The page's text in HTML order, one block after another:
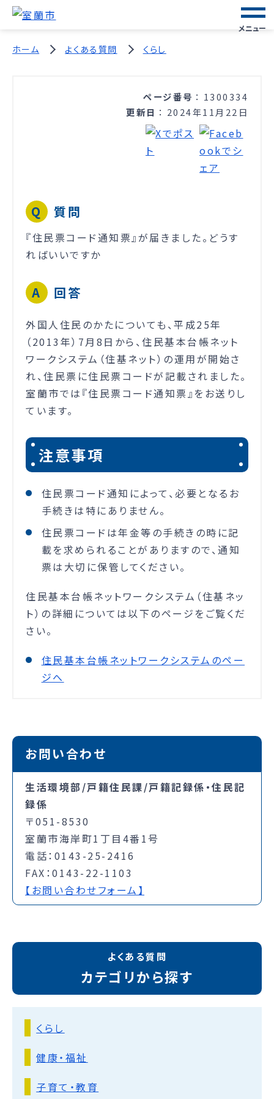
メニュー
ホーム よくある質問 くらし
ページ番号
1300334
更新日
2024年11月22日
質問
『住民票コード通知票』が届きました。どうす
ればいいですか
回答
外国人住民のかたについても、平成25年
（2013年）7月8日から、住民基本台帳ネット
ワークシステム（住基ネット）の運用が開始さ
れ、住民票に住民票コードが記載されました。
室蘭市では『住民票コード通知票』をお送りし
ています。
注意事項
住民票コード通知によって、必要となるお
手続きは特にありません。
住民票コードは年金等の手続きの時に記
載を求められることがありますので、通知
票は大切に保管してください。
住民基本台帳ネットワークシステム（住基ネッ
ト）の詳細については以下のページをご覧くだ
さい。
住民基本台帳ネットワークシステムのペー
ジへ
お問い合わせ
生活環境部/戸籍住民課/戸籍記録係・住民記
録係
〒051-8530
室蘭市海岸町1丁目4番1号
電話：0143-25-2416
FAX：0143-22-1103
【お問い合わせフォーム】
よくある質問
カテゴリから探す
くらし
健康・福祉
子育て・教育